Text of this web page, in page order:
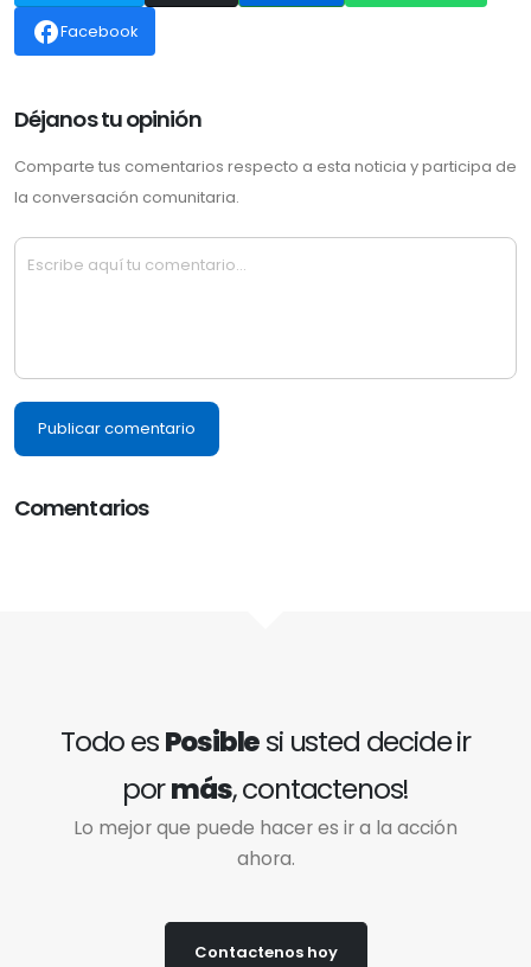
facebookFacebook
Déjanos tu opinión
Comparte tus comentarios respecto a esta noticia y participa de
la conversación comunitaria.
Publicar comentario
Comentarios
Todo esPosiblesi usted decide ir
pormás, contactenos!
Lo mejor que puede hacer es ir a la acción
ahora.
Contactenos hoy